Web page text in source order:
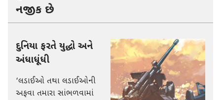
નજીક છે
દુનિયા ફરતે યુદ્ધો અને
અંધાધૂંધી
‘લડાઈઓ તથા લડાઈઓની
અફવા તમારા સાંભળવામાં